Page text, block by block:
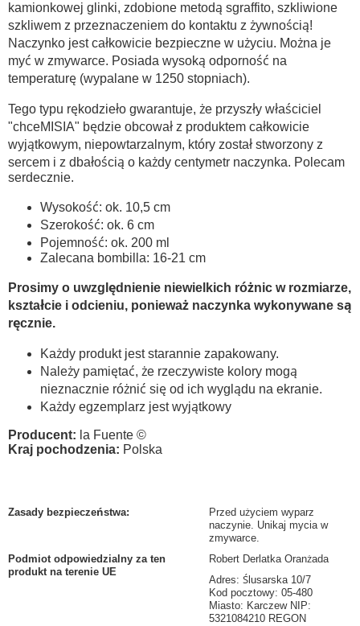
kamionkowej glinki, zdobione metodą sgraffito, szkliwione
szkliwem z przeznaczeniem do kontaktu z żywnością!
Naczynko jest całkowicie bezpieczne w użyciu. Można je
myć w zmywarce. Posiada wysoką odporność na
temperaturę (wypalane w 1250 stopniach).
Tego typu rękodzieło gwarantuje, że przyszły właściciel
"chceMISIA" będzie obcował z produktem całkowicie
wyjątkowym, niepowtarzalnym, który został stworzony z
sercem i z dbałością o każdy centymetr naczynka. Polecam
serdecznie.
Wysokość: ok. 10,5 cm
Szerokość: ok. 6 cm
Pojemność: ok. 200 ml
Zalecana bombilla: 16-21 cm
Prosimy o uwzględnienie niewielkich różnic w rozmiarze,
kształcie i odcieniu, ponieważ naczynka wykonywane są
ręcznie.
Każdy produkt jest starannie zapakowany.
Należy pamiętać, że rzeczywiste kolory mogą
nieznacznie różnić się od ich wyglądu na ekranie.
Każdy egzemplarz jest wyjątkowy
Producent: la Fuente ©
Kraj pochodzenia: Polska
Zasady bezpieczeństwa:
Przed użyciem wyparz
naczynie. Unikaj mycia w
zmywarce.
Podmiot odpowiedzialny za ten
produkt na terenie UE
Robert Derlatka Oranżada
Adres: Ślusarska 10/7
Kod pocztowy: 05-480
Miasto: Karczew NIP:
5321084210 REGON